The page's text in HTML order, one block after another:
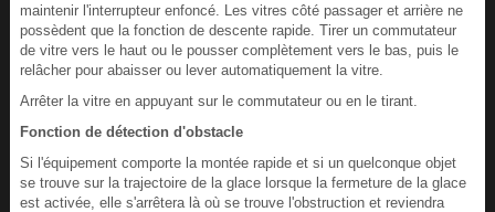
maintenir l'interrupteur enfoncé. Les vitres côté passager et arrière ne
possèdent que la fonction de descente rapide. Tirer un commutateur
de vitre vers le haut ou le pousser complètement vers le bas, puis le
relâcher pour abaisser ou lever automatiquement la vitre.
Arrêter la vitre en appuyant sur le commutateur ou en le tirant.
Fonction de détection d'obstacle
Si l'équipement comporte la montée rapide et si un quelconque objet
se trouve sur la trajectoire de la glace lorsque la fermeture de la glace
est activée, elle s'arrêtera là où se trouve l'obstruction et reviendra